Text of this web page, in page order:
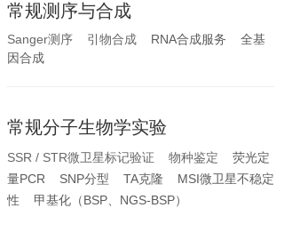
常规测序与合成
Sanger测序 引物合成 RNA合成服务 全基
因合成
常规分子生物学实验
SSR / STR微卫星标记验证 物种鉴定 荧光定
量PCR SNP分型 TA克隆 MSI微卫星不稳定
性 甲基化（BSP、NGS-BSP）